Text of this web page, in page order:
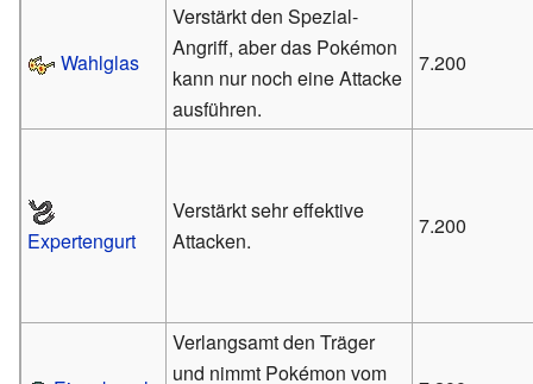
Wahlglas
Verstärkt den Spezial-
Angriff, aber das Pokémon
kann nur noch eine Attacke
ausführen.
7.200
Expertengurt
Verstärkt sehr effektive
Attacken.
7.200
Verlangsamt den Träger
und nimmt Pokémon vom